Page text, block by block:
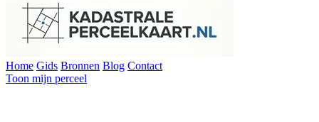
Home Gids Bronnen Blog Contact
Toon mijn perceel